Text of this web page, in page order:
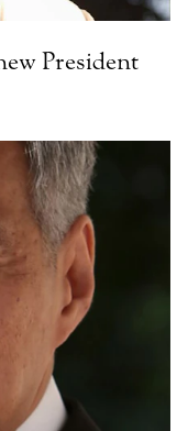
President